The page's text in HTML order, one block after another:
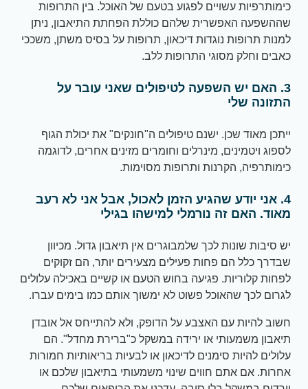
כימותרפיות עשויים לפגוע בטעם של האוכל. בין התרופות
שההשפעה האפשרית שלהם כוללת הפחתת התיאבון, ניתן
למנות תרופות נוגדות דיכאון, תרופות על בסיס משתן, משככי
כאבים וחלק מסוגי התרופות ללב.
3. האם יש השפעה לטיפולים שאני עובר על
התזונה שלי
ייתכן מאוד שכן. ישנם טיפולים ה"חונקים" את יכולת הגוף
לספוג ויטמינים, מינרלים וחומרים מזינים אחרים, לדוגמה
כימותרפיה, הקרנות ותרופות מסוימות.
4. אני יודע שהגיע הזמן לאכול, אבל אני לא רעב
מאוד. האם זה נורמלי למישהו בגילי
יש סיבות שונות לכך שלמבוגרים אין תיאבון גדול. מכיוון
שבדרך כלל הם פחות פעילים מצעירים יותר, הם זקוקים
לפחות קלוריות. פגיעה בחוש הטעם או קשיים באכילה עלולים
לגרום לכך שהאוכל פשוט לא ימשוך אותם כמו בימים עברו.
חשוב להיות עם האצבע על הדופק, ולא להתייחס אל אובדן
תיאבון משמעותי או ירידה במשקל כ"ברירת מחדל". הם
עלולים להיות סימנים לדיכאון או לבעיות בריאותיות חמורות
אחרות. אם אתם חווים שינוי משמעותי בתיאבון שלכם או